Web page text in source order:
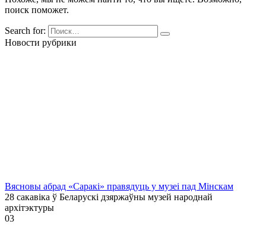
поиск поможет.
Search for:
Новости рубрики
Вясновы абрад «Саракі» правядуць у музеі пад Мінскам
28 сакавіка ў Беларускі дзяржаўны музей народнай
архітэктуры
03